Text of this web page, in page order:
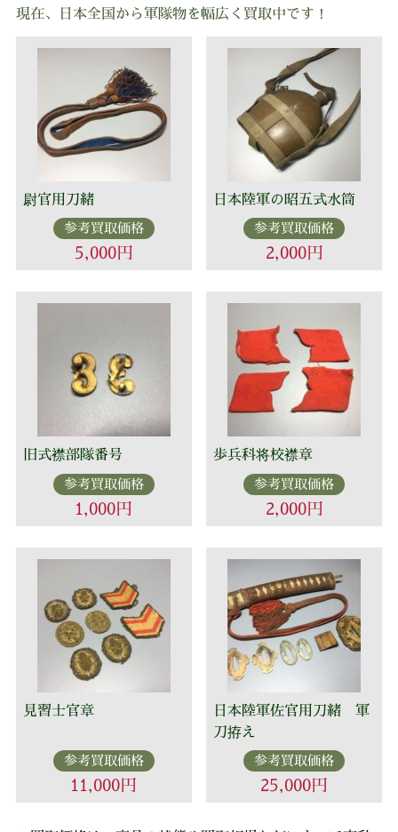
現在、日本全国から軍隊物を幅広く買取中です！
尉官用刀緒
参考買取価格
5,000円
日本陸軍の昭五式水筒
参考買取価格
2,000円
旧式襟部隊番号
参考買取価格
1,000円
歩兵科将校襟章
参考買取価格
2,000円
見習士官章
参考買取価格
11,000円
日本陸軍佐官用刀緒 軍
刀拵え
参考買取価格
25,000円